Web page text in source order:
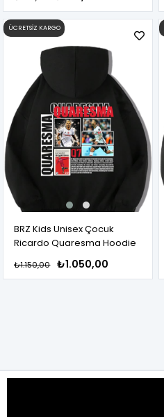
BRZ Kids Unisex Çocuk
Ricardo Quaresma Hoodie
₺1.050,00
₺1.150,00
ÜCRETSIZ KARGO